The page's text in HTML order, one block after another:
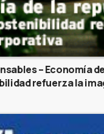
– Economía
refuerza la